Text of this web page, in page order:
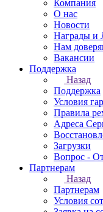
Компания
О нас
Новости
Награды и
Нам
Вакансии
Поддержка
Назад
Поддержка
Условия
Правила
Адреса
Загрузки
Вопрос -
Партнерам
Назад
Партнерам
Условия